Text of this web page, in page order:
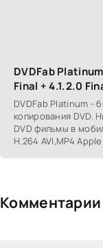
DVDFab
Final + 4.1.2.0
DVDFab Platinum -
копирования DVD.
DVD фильмы в
H.264 AVI,MP4
Комментарии